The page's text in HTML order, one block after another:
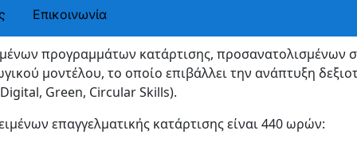
Επικοινωνία
προγραμμάτων κατάρτισης, προσανατολισμένων
μοντέλου, το οποίο επιβάλλει την ανάπτυξη
Green, Circular Skills).
επαγγελματικής κατάρτισης είναι 440 ωρών: